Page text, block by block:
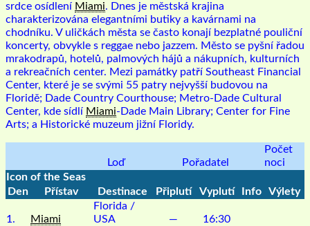
srdce osídlení Miami. Dnes je městská krajina
charakterizována elegantními butiky a kavárnami na
chodníku. V uličkách města se často konají bezplatné pouliční
koncerty, obvykle s reggae nebo jazzem. Město se pyšní řadou
mrakodrapů, hotelů, palmových hájů a nákupních, kulturních
a rekreačních center. Mezi památky patří Southeast Financial
Center, které je se svými 55 patry nejvyšší budovou na
Floridě; Dade Country Courthouse; Metro-Dade Cultural
Center, kde sídlí Miami-Dade Main Library; Center for Fine
Arts; a Historické muzeum jižní Floridy.
Loď Pořadatel
Počet
noci
Icon of the Seas
Den
Přístav Destinace Připlutí Vyplutí Info Výlety
1. Miami
Florida /
USA
— 16:30